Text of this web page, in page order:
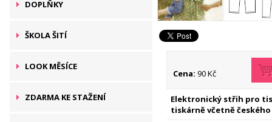
DOPLŇKY
ŠKOLA ŠITÍ
LOOK MĚSÍCE
ZDARMA KE STAŽENÍ
Cena: 90 Kč
Elektronický střih pro
tiskárně včetně českého